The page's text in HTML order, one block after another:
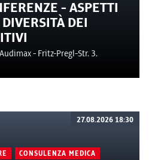
- ASPETTI
DEI
- Fritz-Pregl-Str. 3.
CONSULENZA MEDICA
27.08.2026 18:30